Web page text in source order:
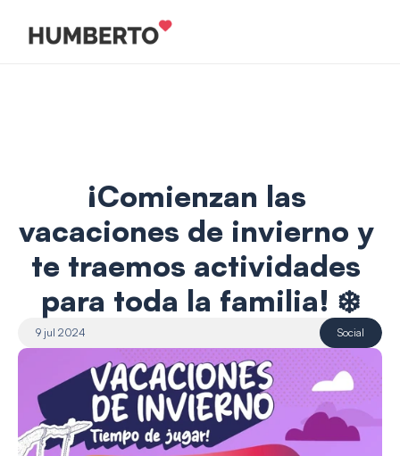
¡Comienzan las
vacaciones de invierno y
te traemos actividades
para toda la familia! ❄️
9 jul 2024 Social